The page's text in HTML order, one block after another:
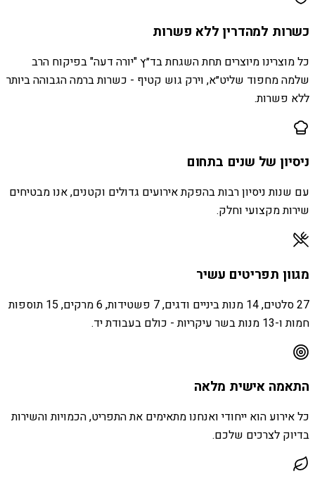
כשרות למהדרין ללא פשרות
כל מוצרינו מיוצרים תחת השגחת בד״ץ "יורה דעה" בפיקוח הרב
שלמה מחפוד שליט״א, וירק גוש קטיף - כשרות ברמה הגבוהה ביותר
ללא פשרות.
ניסיון של שנים בתחום
עם שנות ניסיון רבות בהפקת אירועים גדולים וקטנים, אנו מבטיחים
שירות מקצועי וחלק.
מגוון תפריטים עשיר
27 סלטים, 14 מנות ביניים ודגים, 7 פשטידות, 6 מרקים, 15 תוספות
חמות ו-13 מנות בשר עיקריות - כולם בעבודת יד.
התאמה אישית מלאה
כל אירוע הוא ייחודי ואנחנו מתאימים את התפריט, הכמויות והשירות
בדיוק לצרכים שלכם.